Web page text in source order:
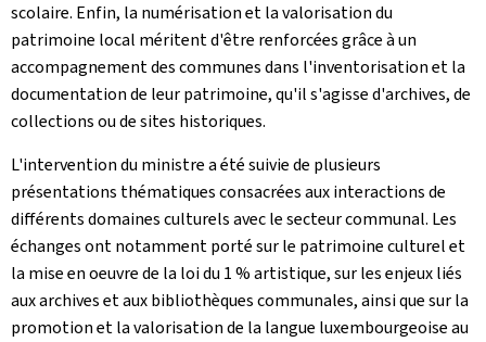
scolaire. Enfin, la numérisation et la valorisation du
patrimoine local méritent d'être renforcées grâce à un
accompagnement des communes dans l'inventorisation et la
documentation de leur patrimoine, qu'il s'agisse d'archives, de
collections ou de sites historiques.
L'intervention du ministre a été suivie de plusieurs
présentations thématiques consacrées aux interactions de
différents domaines culturels avec le secteur communal. Les
échanges ont notamment porté sur le patrimoine culturel et
la mise en oeuvre de la loi du 1 % artistique, sur les enjeux liés
aux archives et aux bibliothèques communales, ainsi que sur la
promotion et la valorisation de la langue luxembourgeoise au